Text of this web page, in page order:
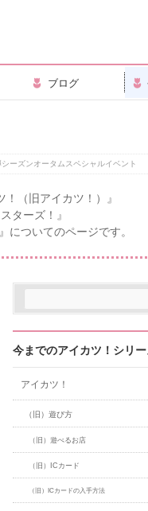
ブログ
シーズンオータムスペシャルイベント
（旧アイカツ！）』
ターズ！』
ついてのページです。
今までのアイカツ！シリ
アイカツ！
（旧）遊び方
（旧）遊べるお店
（旧）ICカード
（旧）ICカードの入手方法